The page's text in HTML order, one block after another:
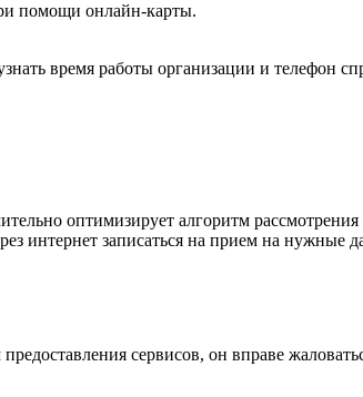
помощи онлайн-карты.
время работы организации и телефон
оптимизирует алгоритм
интернет записаться на прием на нужные
сервисов, он вправе